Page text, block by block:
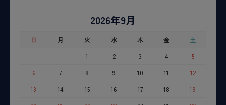
2026年9月
日 月 火 水 木 金
土
1
2 3 4
5
6
7 8 9 10 11
12
13
14 15 16 17 18
19